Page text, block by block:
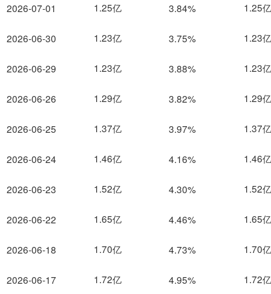
2026-07-01
2026-06-30
2026-06-29
2026-06-26
2026-06-25
2026-06-24
2026-06-23
2026-06-22
2026-06-18
2026-06-17
1.25亿 3.84% 1.25亿
1.23亿 3.75% 1.23亿
1.23亿 3.88% 1.23亿
1.29亿 3.82% 1.29亿
1.37亿 3.97% 1.37亿
1.46亿 4.16% 1.46亿
1.52亿 4.30% 1.52亿
1.65亿 4.46% 1.65亿
1.70亿 4.73% 1.70亿
1.72亿 4.95% 1.72亿